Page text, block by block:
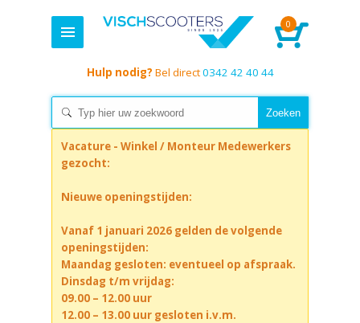
0
Hulp nodig? Bel direct0342 42 40 44
Vacature - Winkel / Monteur Medewerkers
gezocht:
Nieuwe openingstijden:
Vanaf 1 januari 2026 gelden de volgende
openingstijden:
Maandag gesloten: eventueel op afspraak.
Dinsdag t/m vrijdag:
09.00 – 12.00 uur
12.00 – 13.00 uur gesloten i.v.m.